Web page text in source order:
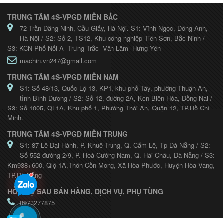
TRUNG TÂM 4S-VPGD MIỀN BẮC
72 Trần Đăng Ninh, Cầu Giấy, Hà Nội. S1: Vĩnh Ngọc, Đông Anh,
Hà Nội / S2: Số 2, TS12, Khu công nghiệp Tiên Sơn, Bắc Ninh /
S3: KCN Phố Nối A- Trưng Trắc- Văn Lâm- Hưng Yên
machin.vn247@gmail.com
TRUNG TÂM 4S-VPGD MIỀN NAM
S1: Số 48/13, Quốc Lộ 13, KP1, khu phố Tây, phường Thuận An,
tỉnh Bình Dương / S2: Số 12, đường 2A, Kcn Biên Hòa, Đồng Nai /
S3: Số 1005, QL1A, Khu phố 1, Phường Thới An, Quận 12, TP.Hồ Chí
Minh.
TRUNG TÂM 4S-VPGD MIỀN TRUNG
S1: 87 Lê Đại Hành, P. Khuê Trung, Q. Cẩm Lệ, Tp Đà Nẵng / S2:
Số 552 đường 2/9, P. Hoà Cường Nam, Q. Hải Châu, Đà Nẵng / S3:
Km938+600, Qlộ 1A,Thôn Cồn Mong, Xã Hòa Phước, Huyện Hòa Vang,
TP.Đà Nẵng
HỖ TRỢ SAU BÁN HÀNG, DỊCH VỤ, PHỤ TÙNG
0973277875